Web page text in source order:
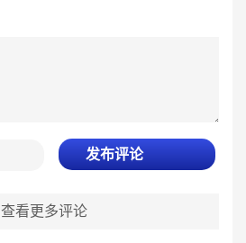
发布评论
查看更多评论